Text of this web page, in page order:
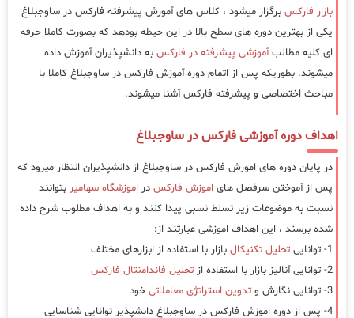
بازار فارکس برگزار میشود ، کلاس های آموزش پیشرفته فارکس در ساوجبلاغ
یکی از بهترین دوره های سطح بالا در این حیطه بودهد که بصورت کاملا حرفه
ای کلیه مطالبآموزشی پیشرفته در فارکس به دانشپذیران آموزش داده
میشوند. بطوریکه پس از اتمام دوره آموزش فارکس در ساوجبلاغ کاملا با
مباحث اختصاصی و پیشرفته فارکس آشنا میشوند.
اهداف دوره آموزشی فارکس در ساوجبلاغ
در پایان دوره های اموزش فارکس در ساوجبلاغ از دانشپذیران انتظار میرود که
پس از آموختن سرفصل های اموزش فارکس در اموزشگاه سهامیر بتوانند
نسبت به موضوعات زیر تسلط نسبی پیدا کنند و به اهداف مطلوب شرح داده
شده برسند ، این اهداف اموزشی عبارتند از:
1- توانایی
تحلیل تکنیکال بازار با استفاده از ابزارهای مختلف
2- توانایی آنالیز بازار با استفاده از
تحلیل فاندامنتال فارکس
3- توانایی نگارش و
تدوین استراتژی معاملاتی خود
4- پس از دوره اموزش فارکس در ساوجبلاغ دانشپذیر توانایی شناسایی